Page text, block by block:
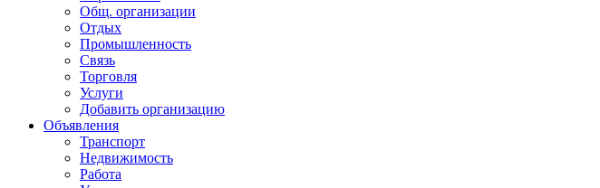
Общ. организации
Отдых
Промышленность
Связь
Торговля
Услуги
Добавить организацию
Объявления
Транспорт
Недвижимость
Работа